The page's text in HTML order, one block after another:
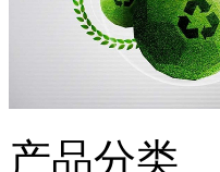
产品分类